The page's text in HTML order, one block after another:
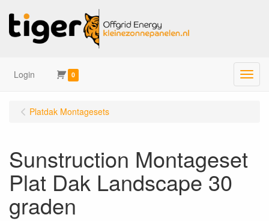
Login 0 Menu
Platdak Montagesets
Sunstruction Montageset
Plat Dak Landscape 30
graden